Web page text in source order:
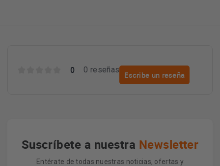
0 0 reseñas
Escribe un reseña
Suscríbete a nuestra Newsletter
Entérate de todas nuestras noticias, ofertas y